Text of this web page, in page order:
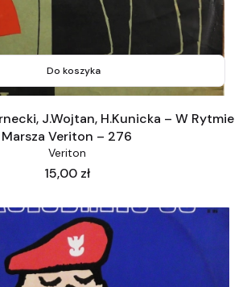
Do koszyka
J.Wojtan, H.Kunicka – W Rytmie
Marsza Veriton – 276
Veriton
Cena
15,00 zł